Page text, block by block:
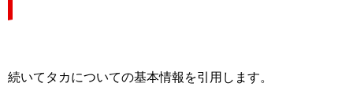
続いてタカについての基本情報を引用します。